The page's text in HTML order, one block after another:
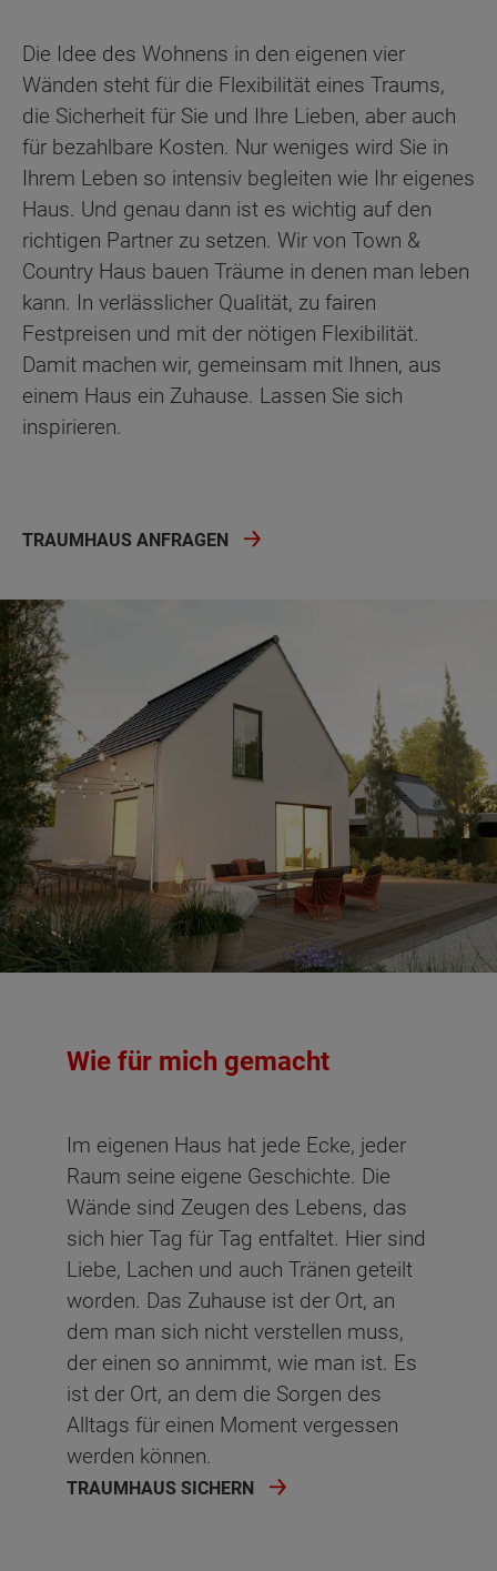
Die Idee des Wohnens in den eigenen vier
Wänden steht für die Flexibilität eines Traums,
die Sicherheit für Sie und Ihre Lieben, aber auch
für bezahlbare Kosten. Nur weniges wird Sie in
Ihrem Leben so intensiv begleiten wie Ihr eigenes
Haus. Und genau dann ist es wichtig auf den
richtigen Partner zu setzen. Wir von Town &
Country Haus bauen Träume in denen man leben
kann. In verlässlicher Qualität, zu fairen
Festpreisen und mit der nötigen Flexibilität.
Damit machen wir, gemeinsam mit Ihnen, aus
einem Haus ein Zuhause. Lassen Sie sich
inspirieren.
TRAUMHAUS ANFRAGEN
Wie für mich gemacht
Im eigenen Haus hat jede Ecke, jeder
Raum seine eigene Geschichte. Die
Wände sind Zeugen des Lebens, das
sich hier Tag für Tag entfaltet. Hier sind
Liebe, Lachen und auch Tränen geteilt
worden. Das Zuhause ist der Ort, an
dem man sich nicht verstellen muss,
der einen so annimmt, wie man ist. Es
ist der Ort, an dem die Sorgen des
Alltags für einen Moment vergessen
werden können.
TRAUMHAUS SICHERN